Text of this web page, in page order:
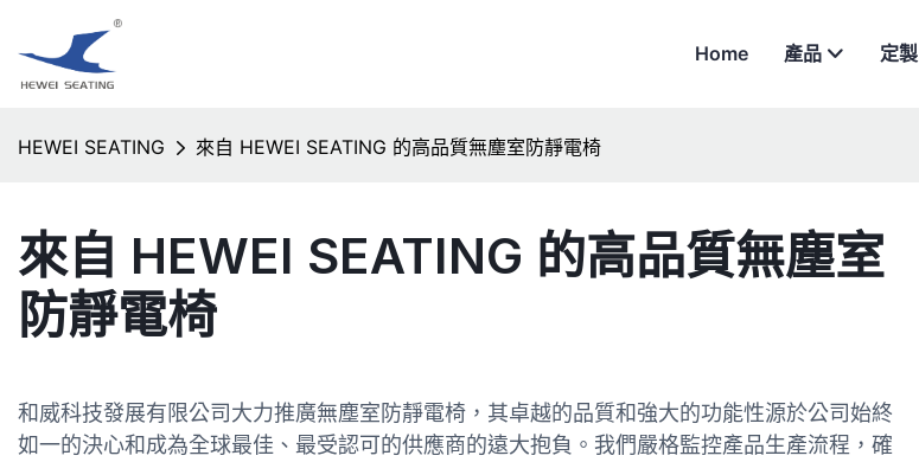
Home 產品 定製
HEWEI SEATING 來自 HEWEI SEATING 的高品質無塵室防靜電椅
來自 HEWEI SEATING 的高品質無塵室
防靜電椅
和威科技發展有限公司大力推廣無塵室防靜電椅，其卓越的品質和強大的功能性源於公司始終
如一的決心和成為全球最佳、最受認可的供應商的遠大抱負。我們嚴格監控產品生產流程，確